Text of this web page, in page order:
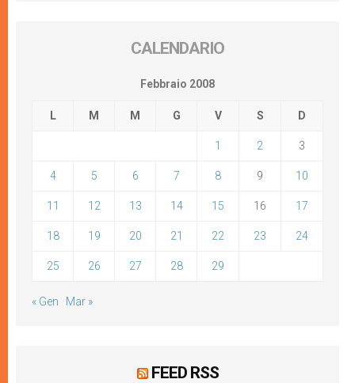
CALENDARIO
Febbraio 2008
L M M G V S D
1 2 3
4 5 6 7 8 9 10
11 12 13 14 15 16 17
18 19 20 21 22 23 24
25 26 27 28 29
« Gen Mar »
FEED RSS